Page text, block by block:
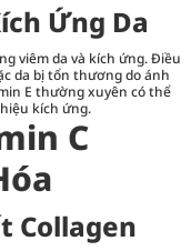
Ứng Da
viêm da và kích ứng. Điều
da bị tổn thương do ánh
E thường xuyên có thể
kích ứng.
C
Collagen